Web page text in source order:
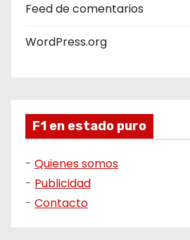
Feed de comentarios
WordPress.org
F1 en estado puro
- Quienes somos
- Publicidad
- Contacto